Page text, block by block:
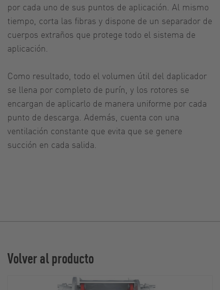
por cada uno de sus puntos de aplicación. Al mismo
tiempo, corta las fibras y dispone de un separador de
cuerpos extraños que protege todo el sistema de
aplicación.
Como resultado, todo el volumen útil del daplicador
se llena por completo de purín, y los rotores se
encargan de aplicarlo de manera uniforme por cada
punto de descarga. Además, cuenta con una
ventilación constante que evita que se genere
succión en cada salida.
Volver al producto